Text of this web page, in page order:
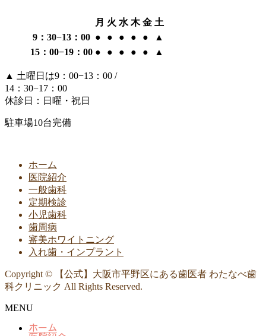
月 火 水 木 金 土
9：30−13：00 ● ● ● ● ●
▲
15：00−19：00 ● ● ● ● ● ▲
▲ 土曜日は9：00−13：00 /
14：30−17：00
休診日：日曜・祝日
駐車場10台完備
ホーム
医院紹介
一般歯科
定期検診
小児歯科
歯周病
審美ホワイトニング
入れ歯・インプラント
Copyright © 【公式】大阪市平野区にある歯医者 わたなべ歯
科クリニック All Rights Reserved.
MENU
ホーム